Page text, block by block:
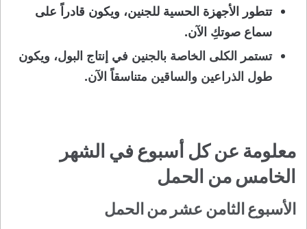
تتطور الأجهزة الحسية للجنين، ويكون قادراً على
سماع صوتكِ الآن.
تستمر الكلى الخاصة بالجنين في إنتاج البول، ويكون
طول الذراعين والساقين متناسقاً الآن.
معلومة عن كل أسبوع في الشهر
الخامس من الحمل
الأسبوع الثامن عشر من الحمل